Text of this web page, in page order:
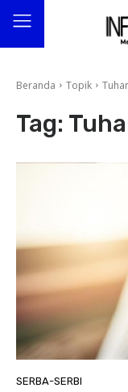
Beranda Topik
Tag:
SERBA-SERBI